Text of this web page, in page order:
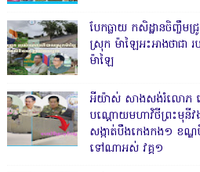
បែកធ្លាយ កសិដ្ឋានចិញ្ចឹ
ស្រុក ម៉ាឡៃអះអាងថាជ
ម៉ាឡៃ
អីយ៉ាស់ សាងសង់រំលោភ ល
បណ្ដោយមហាវិថីព្រះមុនីវ
សង្កាត់បឹងកេងកង១ ខណ្ឌ
ទៅណាអស់ វគ្គ១